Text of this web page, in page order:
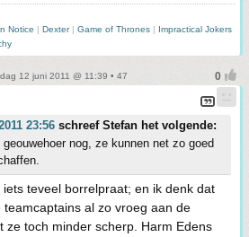
Notice Dexter| Game of Thrones
Impractical Jokers
12 juni 2011 @ 11:39 • 47
23:56 schreef Stefan het volgende:
nog, ze kunnen net zo goed
teveel borrelpraat; en ik denk dat
al zo vroeg aan de
ze toch minder scherp. Harm Edens